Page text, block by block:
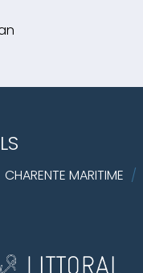
CHARENTE MARITIME /